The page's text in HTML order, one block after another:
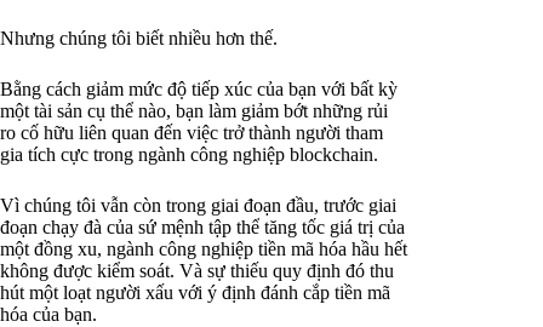
Nhưng chúng tôi biết nhiều hơn thế.
Bằng cách giảm mức độ tiếp xúc của bạn với bất kỳ
một tài sản cụ thể nào, bạn làm giảm bớt những rủi
ro cố hữu liên quan đến việc trở thành người tham
gia tích cực trong ngành công nghiệp blockchain.
Vì chúng tôi vẫn còn trong giai đoạn đầu, trước giai
đoạn chạy đà của sứ mệnh tập thể tăng tốc giá trị của
một đồng xu, ngành công nghiệp tiền mã hóa hầu hết
không được kiểm soát. Và sự thiếu quy định đó thu
hút một loạt người xấu với ý định đánh cắp tiền mã
hóa của bạn.